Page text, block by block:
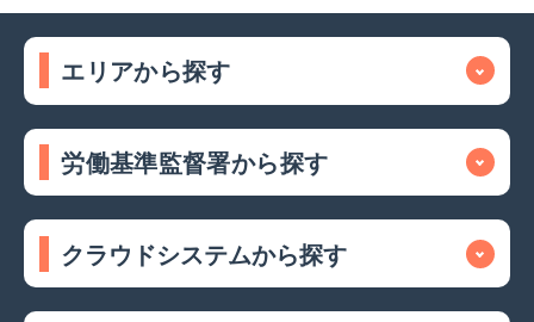
エリアから探す
労働基準監督署から探す
クラウドシステムから探す